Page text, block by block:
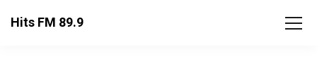
Hits FM 89.9